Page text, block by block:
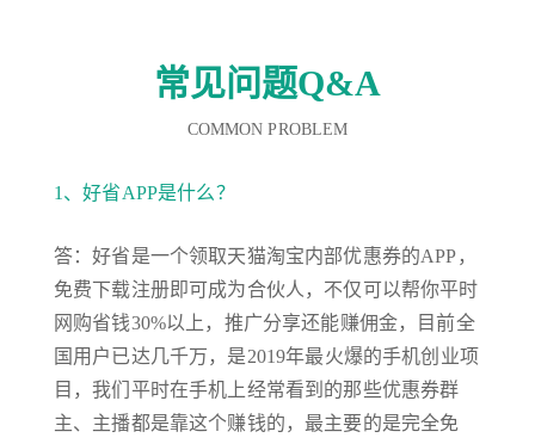
常见问题Q&A
COMMON PROBLEM
1、好省APP是什么？
答：好省是一个领取天猫淘宝内部优惠券的APP，
免费下载注册即可成为合伙人，不仅可以帮你平时
网购省钱30%以上，推广分享还能赚佣金，目前全
国用户已达几千万，是2019年最火爆的手机创业项
目，我们平时在手机上经常看到的那些优惠券群
主、主播都是靠这个赚钱的，最主要的是完全免